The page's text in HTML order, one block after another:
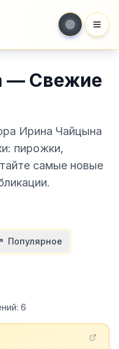
— Свежие
Ирина Чайцына
пирожки,
самые новые
Популярное
6